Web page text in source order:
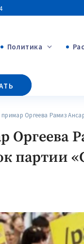
Политика
Оргеева Рамиз
Оргеева
партии